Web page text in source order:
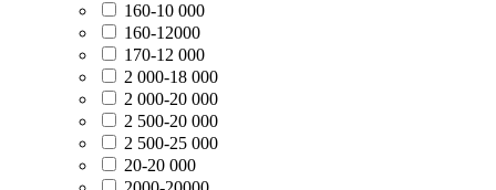
160-10 000
160-12000
170-12 000
2 000-18 000
2 000-20 000
2 500-20 000
2 500-25 000
20-20 000